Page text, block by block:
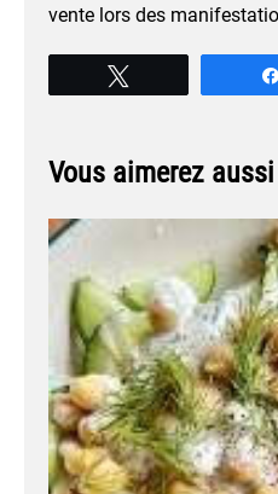
vente lors des
Vous aimerez